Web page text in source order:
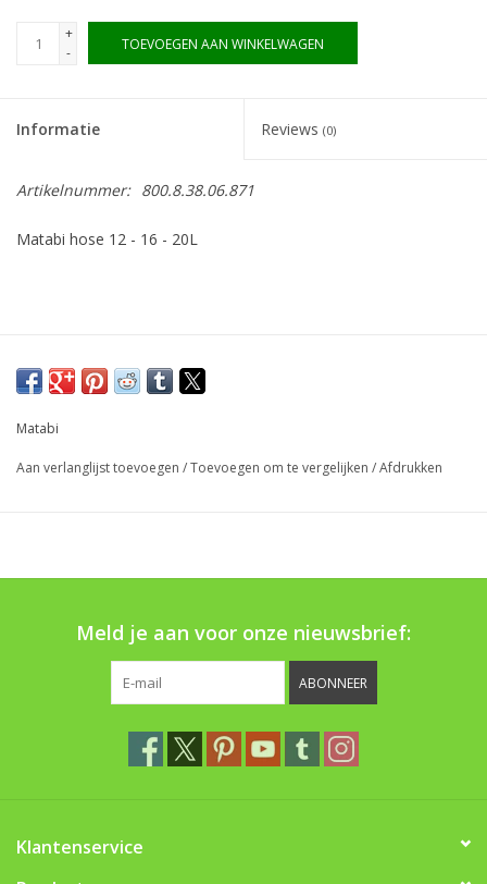
Brimex kaarten
Nieuws
+
-
TOEVOEGEN AAN WINKELWAGEN
Informatie Reviews (0)
Artikelnummer: 800.8.38.06.871
Matabi hose 12 - 16 - 20L
Matabi
Aan verlanglijst toevoegen /Toevoegen om te vergelijken /Afdrukken
Meld je aan voor onze nieuwsbrief:
ABONNEER
Klantenservice